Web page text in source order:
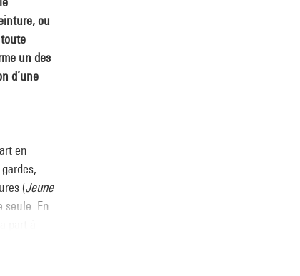
ou
un des
d’une
en
(Jeune
seule. En
à